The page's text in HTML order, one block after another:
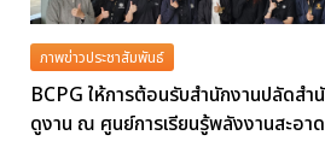
ภาพข่าวประชาสัมพันธ์
BCPG ให้การต้อนรับสำนักงานปลัดสำ
ดูงาน ณ ศูนย์การเรียนรู้พลังงานสะอา